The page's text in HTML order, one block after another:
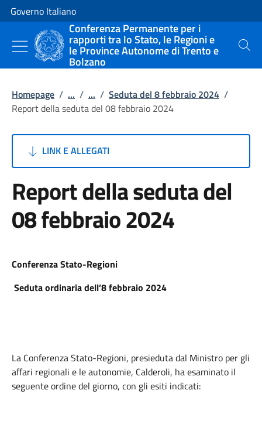
Vai al contenuto
Vai alla navigazione del sito
Governo Italiano
Conferenza Permanente per i
rapporti tra lo Stato, le Regioni e
le Province Autonome di Trento e
Bolzano
Cerca
Homepage / ... / ... / Seduta del 8 febbraio 2024 /
Report della seduta del 08 febbraio 2024
LINK E ALLEGATI
Report della seduta del
08 febbraio 2024
Conferenza Stato-Regioni
Seduta ordinaria dell’8 febbraio 2024
La Conferenza Stato-Regioni, presieduta dal Ministro per gli
affari regionali e le autonomie, Calderoli, ha esaminato il
seguente ordine del giorno, con gli esiti indicati: